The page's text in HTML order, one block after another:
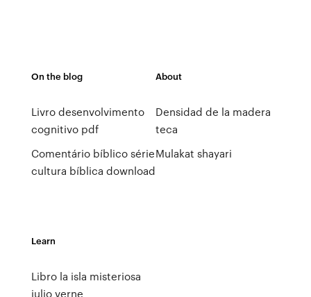
On the blog
Livro desenvolvimento
cognitivo pdf
Comentário bíblico série
cultura bíblica download
About
Densidad de la madera
teca
Mulakat shayari
Learn
Libro la isla misteriosa
julio verne